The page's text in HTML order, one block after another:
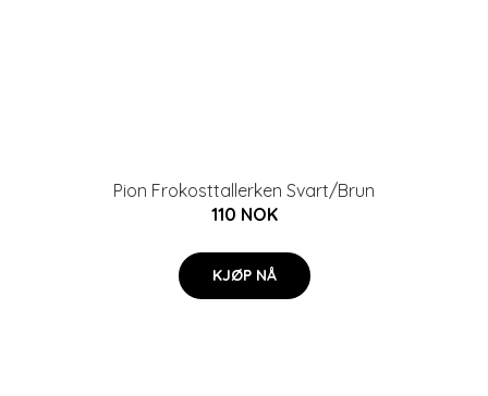
Pion Frokosttallerken Svart/Brun
110 NOK
KJØP NÅ